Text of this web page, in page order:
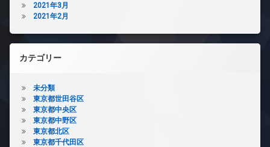
2021年3月
2021年2月
カテゴリー
未分類
東京都世田谷区
東京都中央区
東京都中野区
東京都北区
東京都千代田区